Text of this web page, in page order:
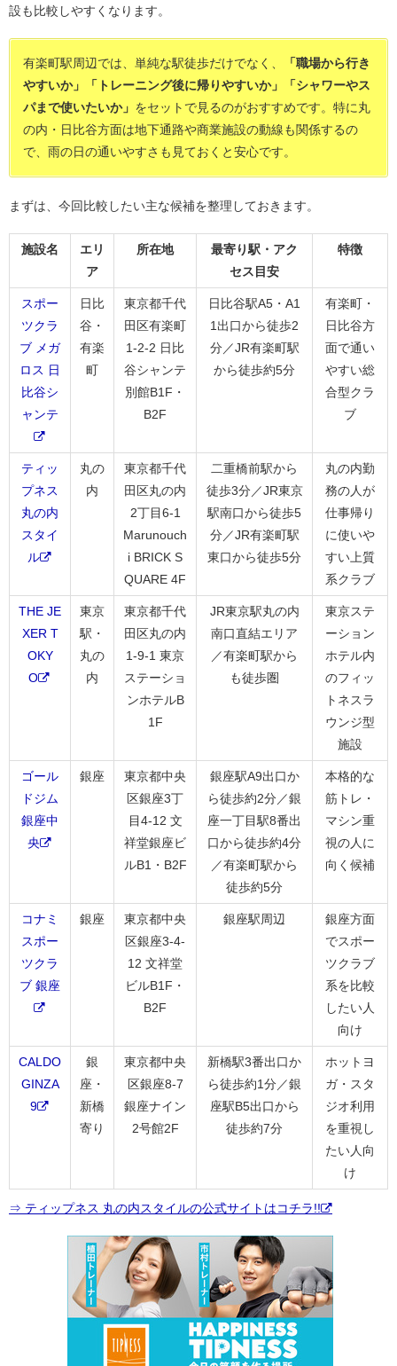
設も比較しやすくなります。
有楽町駅周辺では、単純な駅徒歩だけでなく、
「職場から行き
やすいか」「トレーニング後に帰りやすいか」「シャワーやス
パまで使いたいか」 をセットで見るのがおすすめです。特に丸
の内・日比谷方面は地下通路や商業施設の動線も関係するの
で、雨の日の通いやすさも見ておくと安心です。
まずは、今回比較したい主な候補を整理しておきます。
施設名
エリ
ア
所在地
最寄り駅・アク
セス目安
特徴
スポー
ツクラ
ブ メガ
ロス 日
比谷シ
ャンテ
日比
谷・
有楽
町
東京都千代
田区有楽町
1-2-2 日比
谷シャンテ
別館B1F・
B2F
日比谷駅A5・A1
1出口から徒歩2
分／JR有楽町駅
から徒歩約5分
有楽町・
日比谷方
面で通い
やすい総
合型クラ
ブ
ティッ
プネス
丸の内
スタイ
ル
丸の
内
東京都千代
田区丸の内
2丁目6-1
Marunouch
i BRICK S
QUARE 4F
二重橋前駅から
徒歩3分／JR東京
駅南口から徒歩5
分／JR有楽町駅
東口から徒歩5分
丸の内勤
務の人が
仕事帰り
に使いや
すい上質
系クラブ
THE JE
XER T
OKY
O
東京
駅・
丸の
内
東京都千代
田区丸の内
1-9-1 東京
ステーショ
ンホテルB
1F
JR東京駅丸の内
南口直結エリア
／有楽町駅から
も徒歩圏
東京ステ
ーション
ホテル内
のフィッ
トネスラ
ウンジ型
施設
ゴール
ドジム
銀座中
央
銀座
東京都中央
区銀座3丁
目4-12 文
祥堂銀座ビ
ルB1・B2F
銀座駅A9出口か
ら徒歩約2分／銀
座一丁目駅8番出
口から徒歩約4分
／有楽町駅から
徒歩約5分
本格的な
筋トレ・
マシン重
視の人に
向く候補
コナミ
スポー
ツクラ
ブ 銀座
銀座
東京都中央
区銀座3-4-
12 文祥堂
ビルB1F・
B2F
銀座駅周辺
銀座方面
でスポー
ツクラブ
系を比較
したい人
向け
CALDO
GINZA
9
銀
座・
新橋
寄り
東京都中央
区銀座8-7
銀座ナイン
2号館2F
新橋駅3番出口か
ら徒歩約1分／銀
座駅B5出口から
徒歩約7分
ホットヨ
ガ・スタ
ジオ利用
を重視し
たい人向
け
⇒ ティップネス 丸の内スタイルの公式サイトはコチラ!!